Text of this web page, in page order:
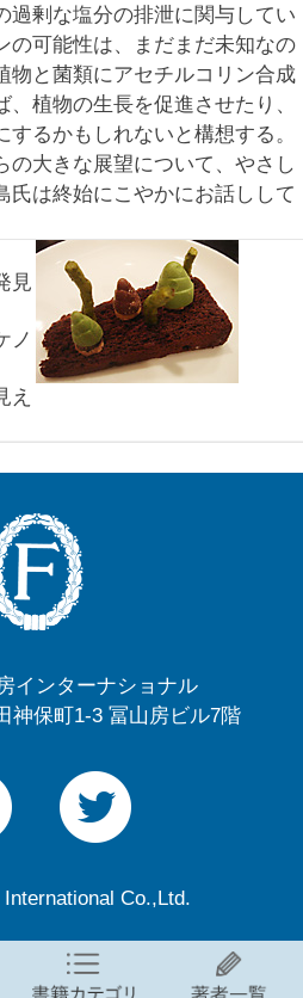
過剰な塩分の排泄に関与してい
の可能性は、まだまだ未知なの
物と菌類にアセチルコリン合成
植物の生長を促進させたり、
るかもしれないと構想する。
の大きな展望について、やさし
氏は終始にこやかにお話しして
見
ノ
え
インターナショナル
神保町1-3 冨山房ビル7階
Co.,Ltd.